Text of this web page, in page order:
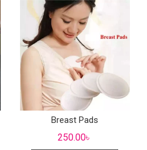
Breast Pads
250.00৳